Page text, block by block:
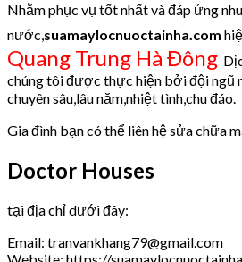
Nhằm phục vụ tốt nhất và đáp ứng
nước,suamaylocnuoctainha.com
Quang Trung Hà Đông
chúng tôi được thực hiện bởi đội ngũ
chuyên sâu,lâu năm,nhiệt tình,chu đáo.
Gia đình bạn có thể liên hệ sửa chữa
Doctor Houses
tại địa chỉ dưới đây:
Email: tranvankhang79@gmail.com